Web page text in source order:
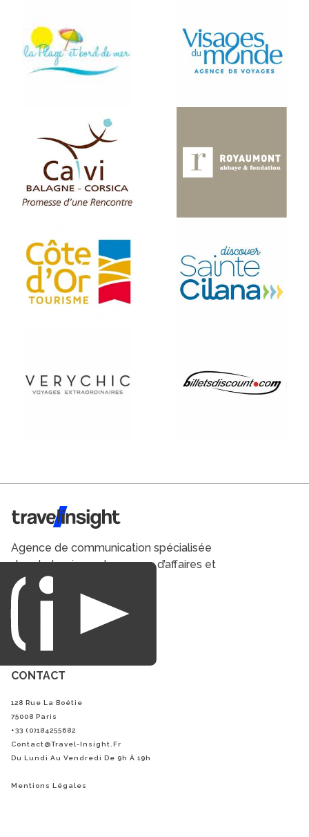
Travel Insight
Agence de communication spécialisée
dans le tourisme du voyage d’affaires et
du loisirs.
CONTACT
128 Rue La Boétie
75008 Paris
+33 (0)184255682
Contact@Travel-Insight.fr
Du Lundi Au Vendredi De 9h À 19h
Mentions Légales